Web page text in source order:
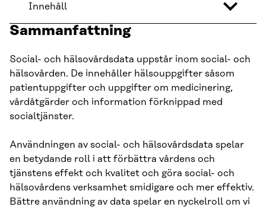
Innehåll
Sammanfattning
Social- och hälsovårdsdata uppstår inom social- och
hälsovården. De innehåller hälsouppgifter såsom
patientuppgifter och uppgifter om medicinering,
vårdåtgärder och information förknippad med
socialtjänster.
Användningen av social- och hälsovårdsdata spelar
en betydande roll i att förbättra vårdens och
tjänstens effekt och kvalitet och göra social- och
hälsovårdens verksamhet smidigare och mer effektiv.
Bättre användning av data spelar en nyckelroll om vi